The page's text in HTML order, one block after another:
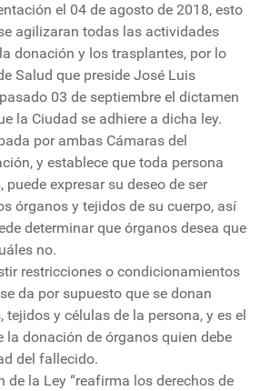
el 04 de agosto de 2018, esto
agilizaran todas las actividades
donación y los trasplantes, por lo
Salud que preside José Luis
03 de septiembre el dictamen
la Ciudad se adhiere a dicha ley.
por ambas Cámaras del
y establece que toda persona
puede expresar su deseo de ser
órganos y tejidos de su cuerpo, así
determinar que órganos desea que
no.
restricciones o condicionamientos
da por supuesto que se donan
y células de la persona, y es el
la donación de órganos quien debe
del fallecido.
de la Ley “reafirma los derechos de